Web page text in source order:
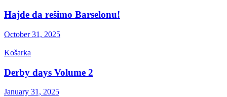
Hajde da rešimo Barselonu!
October 31, 2025
Košarka
Derby days Volume 2
January 31, 2025